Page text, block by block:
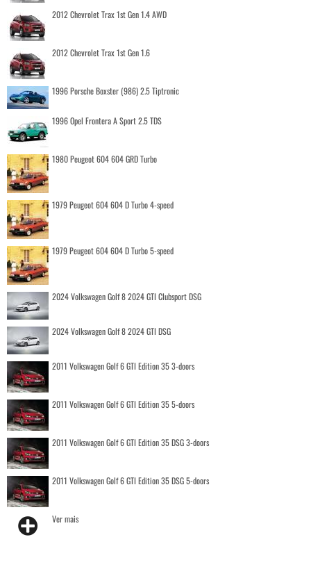
2012 Chevrolet Trax 1st Gen 1.4 AWD
2012 Chevrolet Trax 1st Gen 1.6
1996 Porsche Boxster (986) 2.5 Tiptronic
1996 Opel Frontera A Sport 2.5 TDS
1980 Peugeot 604 604 GRD Turbo
1979 Peugeot 604 604 D Turbo 4-speed
1979 Peugeot 604 604 D Turbo 5-speed
2024 Volkswagen Golf 8 2024 GTI Clubsport DSG
2024 Volkswagen Golf 8 2024 GTI DSG
2011 Volkswagen Golf 6 GTI Edition 35 3-doors
2011 Volkswagen Golf 6 GTI Edition 35 5-doors
2011 Volkswagen Golf 6 GTI Edition 35 DSG 3-doors
2011 Volkswagen Golf 6 GTI Edition 35 DSG 5-doors
Ver mais